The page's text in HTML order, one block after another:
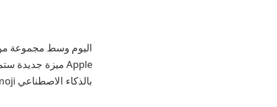
بالذكاء الاصطناعي Genmoji.